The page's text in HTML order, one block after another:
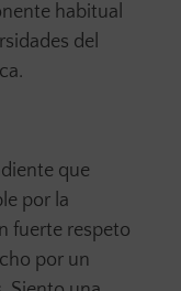
habitual
del
que
por la
fuerte respeto
por un